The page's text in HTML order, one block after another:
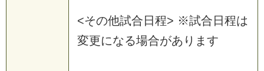
<その他試合 日 程> ※試合 日 程は
変更になる場合があ り ま す